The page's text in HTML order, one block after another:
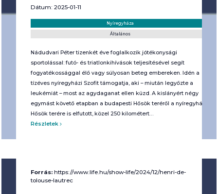
Dátum: 2025-01-11
Nyíregyháza
Általános
Nádudvari Péter tizenkét éve foglalkozik jótékonysági
sportolással: futó- és triatlonkihívások teljesítésével segít
fogyatékossággal élő vagy súlyosan beteg embereken. Idén a
tízéves nyíregyházi Szofit támogatja, aki – miután legyőzte a
leukémiát – most az agydaganat ellen küzd. A kislányért négy
egymást követő etapban a budapesti Hősök teréről a nyíregyházi
Hősök terére is elfutott, közel 250 kilométert…
Részletek
Forrás: https://www.life.hu/show-life/2024/12/henri-de-
tolouse-lautrec